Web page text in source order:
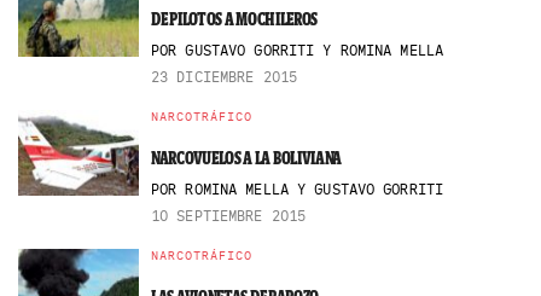
DE PILOTOS A MOCHILEROS
POR GUSTAVO GORRITI Y ROMINA MELLA
23 DICIEMBRE 2015
NARCOTRÁFICO
NARCOVUELOS A LA BOLIVIANA
POR ROMINA MELLA Y GUSTAVO GORRITI
10 SEPTIEMBRE 2015
NARCOTRÁFICO